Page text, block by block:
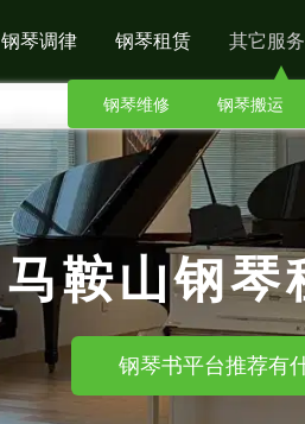
钢琴调律 钢琴租赁 其它服务
钢琴维修 钢琴搬运
马鞍山钢琴
钢琴书平台推荐有